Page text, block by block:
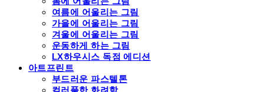
여름에 어울리는 그림
가을에 어울리는 그림
겨울에 어울리는 그림
운동하게 하는 그림
LX하우시스 독점 에디션
아트프린트
부드러운 파스텔톤
컬러풀한 화려함